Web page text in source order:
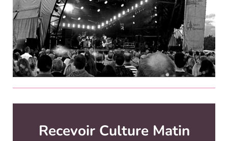
Recevoir Culture Matin